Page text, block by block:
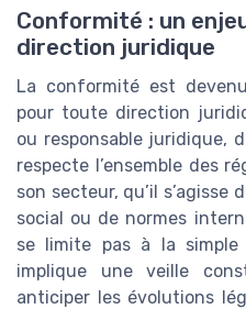
Conformité : un
direction juridique
La conformité est
pour toute direction
ou responsable juridique,
respecte l’ensemble des
son secteur, qu’il
social ou de normes
se limite pas à la
implique une veille
anticiper les évolutions